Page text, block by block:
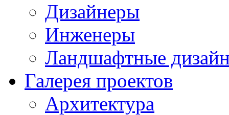
Дизайнеры
Инженеры
Ландшафтные
Галерея проектов
Архитектура